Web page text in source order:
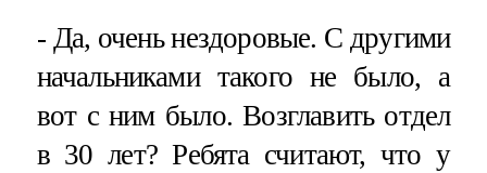
- Да, очень нездоровые. С другими
начальниками такого не было, а
вот с ним было. Возглавить отдел
в 30 лет? Ребята считают, что у